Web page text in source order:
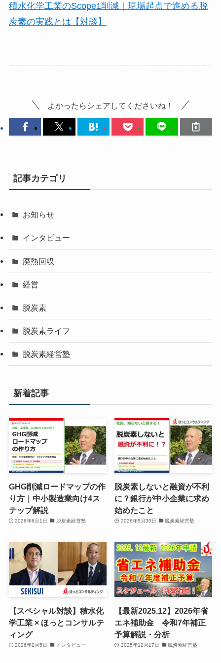
積水化学工業のScope1削減｜現場起点で進める脱
炭素の実践とは【対談】
よかったらシェアしてくださいね！
記事カテゴリ
お知らせ
インタビュー
廃熱回収
経営
脱炭素
脱炭素ライフ
脱炭素経営塾
新着記事
GHG削減ロードマップの作
り方｜中小製造業向け4ス
テップ解説
2026年6月1日 脱炭素経営塾
脱炭素しないと融資が不利
に？銀行が中小企業に求め
始めたこと
2026年5月30日 脱炭素経営塾
【スペシャル対談】積水化
学工業 × ほっとコンサルテ
ィング
2026年2月5日 インタビュー
【最新2025.12】2026年省
エネ補助金 令和7年補正
予算解説・分析
2025年12月17日 脱炭素経営塾